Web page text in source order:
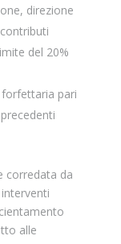
direzione
del 20%
pari
corredata da
alle